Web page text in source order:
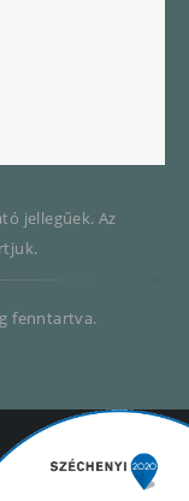
jellegűek. Az
fenntartva.